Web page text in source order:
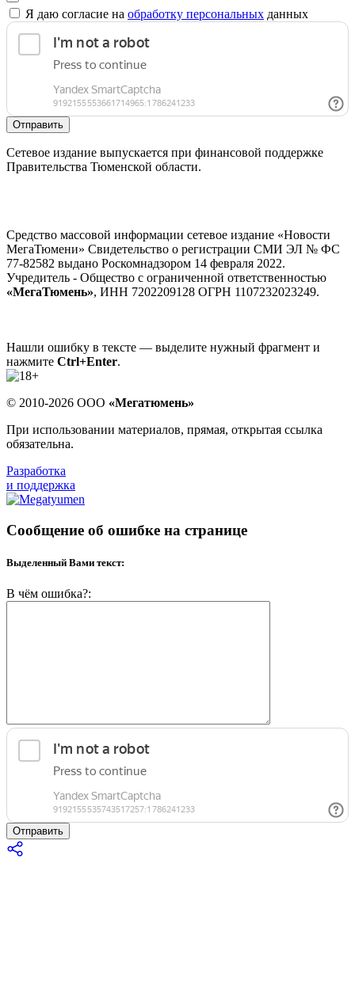
Я даю согласие на обработку персональных данных
Отправить
Сетевое издание выпускается при финансовой поддержке
Правительства Тюменской области.
Средство массовой информации сетевое издание «Новости
МегаТюмени» Свидетельство о регистрации СМИ ЭЛ № ФС
77-82582 выдано Роскомнадзором 14 февраля 2022.
Учредитель - Общество с ограниченной ответственностью
«МегаТюмень», ИНН 7202209128 ОГРН 1107232023249.
Нашли ошибку в тексте — выделите нужный фрагмент и
нажмите Ctrl+Enter.
© 2010-2026 ООО «Мегатюмень»
При использовании материалов, прямая, открытая ссылка
обязательна.
Разработка
и поддержка
Сообщение об ошибке на странице
Выделенный Вами текст:
В чём ошибка?:
Отправить